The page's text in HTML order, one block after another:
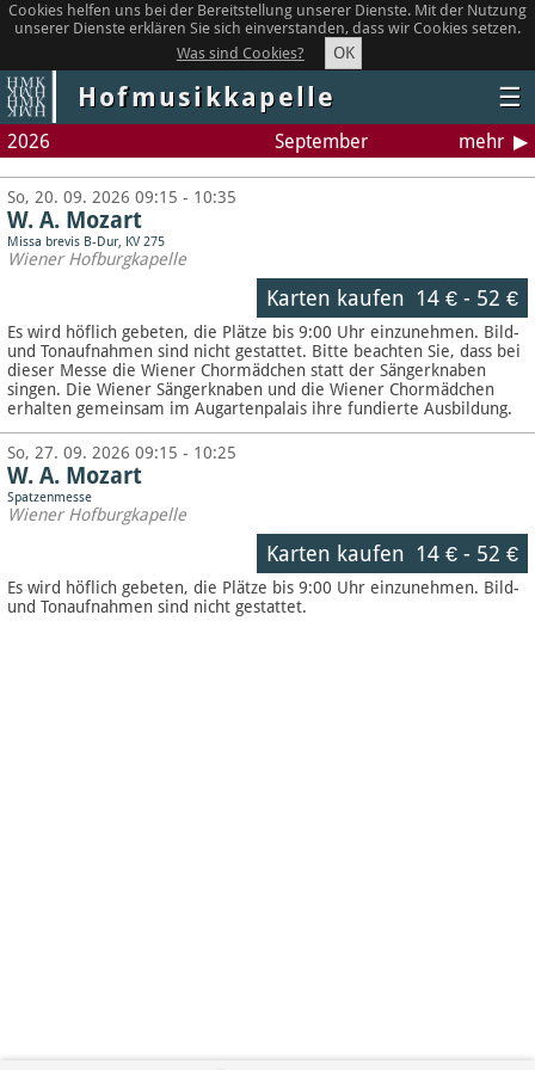
Cookies helfen uns bei der Bereitstellung unserer Dienste. Mit der Nutzung
unserer Dienste erklären Sie sich einverstanden, dass wir Cookies setzen.
Was sind Cookies?
OK
Hofmusikkapelle ☰
2026 September mehr
So, 20. 09. 2026 09:15 - 10:35
W. A. Mozart
Missa brevis B-Dur, KV 275
Wiener Hofburgkapelle
Karten kaufen 14 €- 52 €
Es wird höflich gebeten, die Plätze bis 9:00 Uhr einzunehmen. Bild-
und Tonaufnahmen sind nicht gestattet. Bitte beachten Sie, dass bei
dieser Messe die Wiener Chormädchen statt der Sängerknaben
singen. Die Wiener Sängerknaben und die Wiener Chormädchen
erhalten gemeinsam im Augartenpalais ihre fundierte Ausbildung.
So, 27. 09. 2026 09:15 - 10:25
W. A. Mozart
Spatzenmesse
Wiener Hofburgkapelle
Karten kaufen 14 €- 52 €
Es wird höflich gebeten, die Plätze bis 9:00 Uhr einzunehmen. Bild-
und Tonaufnahmen sind nicht gestattet.